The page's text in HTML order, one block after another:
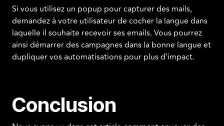
Si vous utilisez un popup pour capturer des mails,
demandez à votre utilisateur de cocher la langue dans
laquelle il souhaite recevoir ses emails. Vous pourrez
ainsi démarrer des campagnes dans la bonne langue et
dupliquer vos automatisations pour plus d’impact.
Conclusion